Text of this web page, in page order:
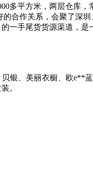
多平方米，两层仓库
合作关系，会聚了深
手尾货货源渠道，是
银、美丽衣橱、欧e**
。